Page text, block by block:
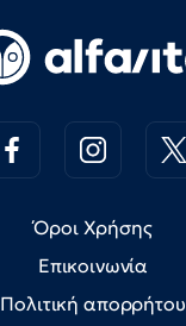
Όροι Χρήσης
Επικοινωνία
Πολιτική απορρήτου